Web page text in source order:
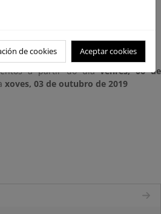
a partir do díavenres, 06 de
xoves, 03 de outubro de 2019
de cookies Aceptar cookies